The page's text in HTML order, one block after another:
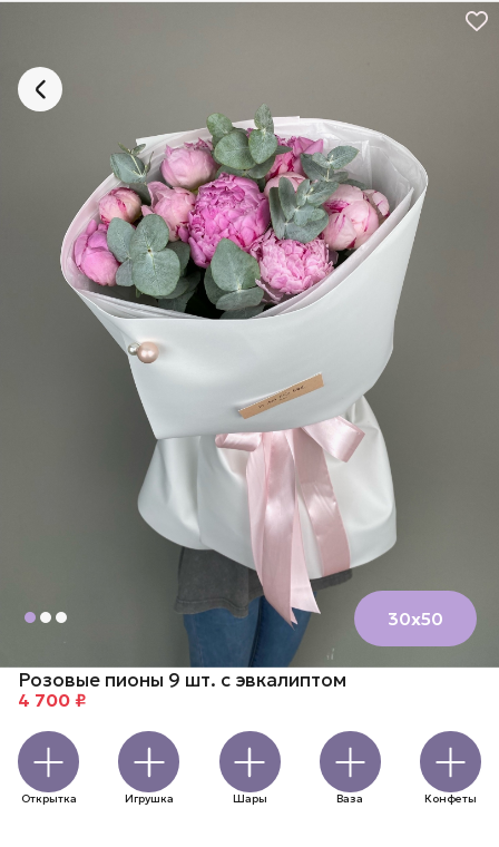
30х50
Розовые пионы 9 шт. с эвкалиптом
4 700 ₽
Открытка Игрушка Шары Ваза Конфеты